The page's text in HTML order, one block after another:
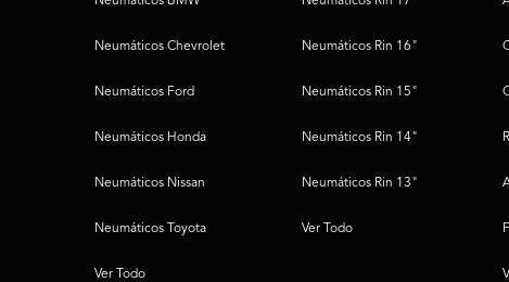
Neumáticos Chevrolet
Neumáticos Ford
Neumáticos Honda
Neumáticos Nissan
Neumáticos Toyota
Ver Todo
Neumáticos Rin 16"
Neumáticos Rin 15"
Neumáticos Rin 14"
Neumáticos Rin 13"
Ver Todo